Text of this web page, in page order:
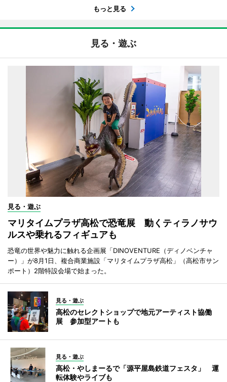
もっと見る
見る・遊ぶ
見る・遊ぶ
マリタイムプラザ高松で恐竜展 動くティラノサウ
ルスや乗れるフィギュアも
恐竜の世界や魅力に触れる企画展「DINOVENTURE（ディノベンチャ
ー）」が8月1日、複合商業施設「マリタイムプラザ高松」（高松市サン
ポート）2階特設会場で始まった。
見る・遊ぶ
高松のセレクトショップで地元アーティスト協働
展 参加型アートも
見る・遊ぶ
高松・やしまーるで「源平屋島鉄道フェスタ」 運
転体験やライブも